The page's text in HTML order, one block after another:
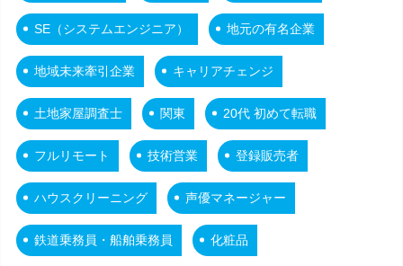
SE（システムエンジニア） 地元の有名企業
地域未来牽引企業 キャリアチェンジ
土地家屋調査士 関東 20代 初めて転職
フルリモート 技術営業 登録販売者
ハウスクリーニング 声優マネージャー
鉄道乗務員・船舶乗務員 化粧品